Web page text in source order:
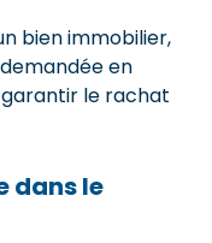
bien immobilier,
en
le rachat
dans le